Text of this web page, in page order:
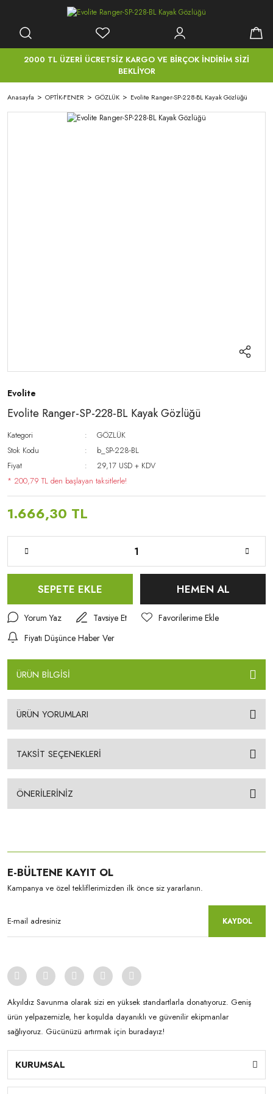
2000 TL ÜZERİ ÜCRETSİZ KARGO VE BİRÇOK İNDİRİM SİZİ
BEKLİYOR
Anasayfa OPTİK-FENER GÖZLÜK Evolite Ranger-SP-228-BL Kayak Gözlüğü
Evolite
Evolite Ranger-SP-228-BL Kayak Gözlüğü
Kategori
GÖZLÜK
Stok Kodu
b_SP-228-BL
Fiyat
29,17 USD + KDV
* 200,79 TL den başlayan taksitlerle!
1.666,30 TL
SEPETE EKLE HEMEN AL
Yorum Yaz
Tavsiye Et
Fiyatı Düşünce Haber Ver
ÜRÜN BİLGİSİ
ÜRÜN YORUMLARI
TAKSİT SEÇENEKLERİ
ÖNERİLERİNİZ
E-BÜLTENE KAYIT OL
Kampanya ve özel tekliflerimizden ilk önce siz yararlanın.
KAYDOL
Akyıldız Savunma olarak sizi en yüksek standartlarla donatıyoruz. Geniş
ürün yelpazemizle, her koşulda dayanıklı ve güvenilir ekipmanlar
sağlıyoruz. Gücünüzü artırmak için buradayız!
KURUMSAL